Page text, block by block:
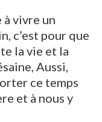
vivre un
c’est pour que
la vie et la
Aussi,
ce temps
et à nous y